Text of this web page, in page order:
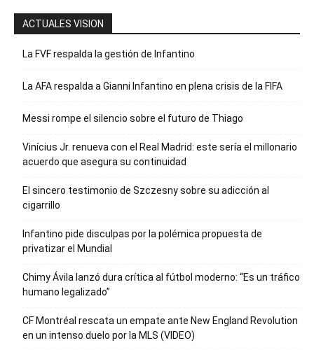
ACTUALES VISION
La FVF respalda la gestión de Infantino
La AFA respalda a Gianni Infantino en plena crisis de la FIFA
Messi rompe el silencio sobre el futuro de Thiago
Vinícius Jr. renueva con el Real Madrid: este sería el millonario
acuerdo que asegura su continuidad
El sincero testimonio de Szczesny sobre su adicción al
cigarrillo
Infantino pide disculpas por la polémica propuesta de
privatizar el Mundial
Chimy Ávila lanzó dura crítica al fútbol moderno: “Es un tráfico
humano legalizado”
CF Montréal rescata un empate ante New England Revolution
en un intenso duelo por la MLS (VIDEO)